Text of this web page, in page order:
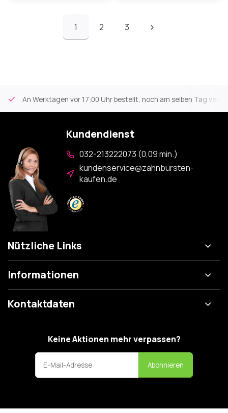
1 2 3
An Werktagen vor 17:00 Uhr bestellt, noch am selben Tag
Kundendienst
032-213222073 (0,09 min.)
kundenservice@zahnbürsten-
kaufen.de
Nützliche Links
Informationen
Kontaktdaten
Keine Aktionen mehr verpassen?
Abonnieren